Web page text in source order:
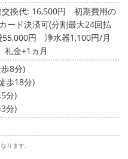
換代: 16,500円
初期費用の
ード決済可(分割最大24回払
55,000円 浄水器1,100円/月
金+1ヵ月
8分)
歩18分)
分)
分)
ります。